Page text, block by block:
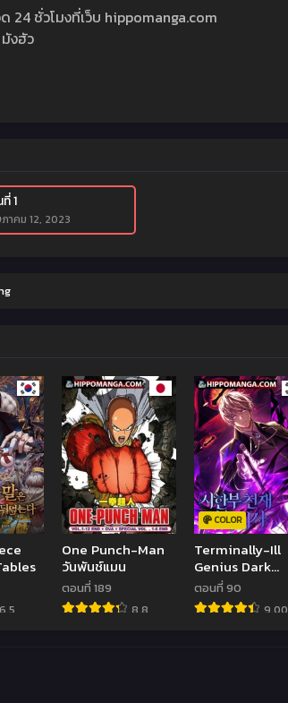
24 ชั่วโมงที่เว็บ hippomanga.com
งฮัว
1
าคม 12, 2023
6.5
One Punch-Man
วันพันช์แมน
ตอนที่ 189
8.8
COLOR
Terminally-Ill
Genius Dark
Knight
ตอนที่ 90
9.00